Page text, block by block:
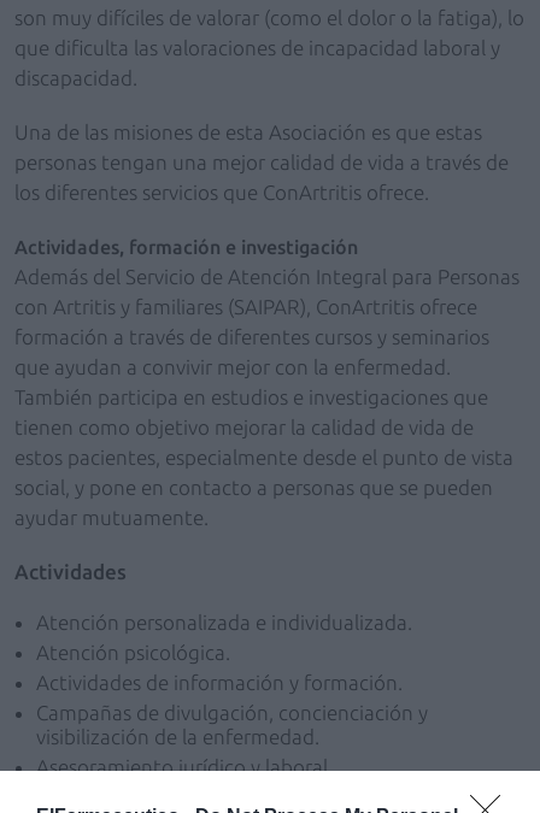
son muy difíciles de valorar (como el dolor o la fatiga), lo
que dificulta las valoraciones de incapacidad laboral y
discapacidad.
Una de las misiones de esta Asociación es que estas
personas tengan una mejor calidad de vida a través de
los diferentes servicios que ConArtritis ofrece.
Actividades, formación e investigación
Además del Servicio de Atención Integral para Personas
con Artritis y familiares (SAIPAR), ConArtritis ofrece
formación a través de diferentes cursos y seminarios
que ayudan a convivir mejor con la enfermedad.
También participa en estudios e investigaciones que
tienen como objetivo mejorar la calidad de vida de
estos pacientes, especialmente desde el punto de vista
social, y pone en contacto a personas que se pueden
ayudar mutuamente.
Actividades
Atención personalizada e individualizada.
Atención psicológica.
Actividades de información y formación.
Campañas de divulgación, concienciación y
visibilización de la enfermedad.
Asesoramiento jurídico y laboral.